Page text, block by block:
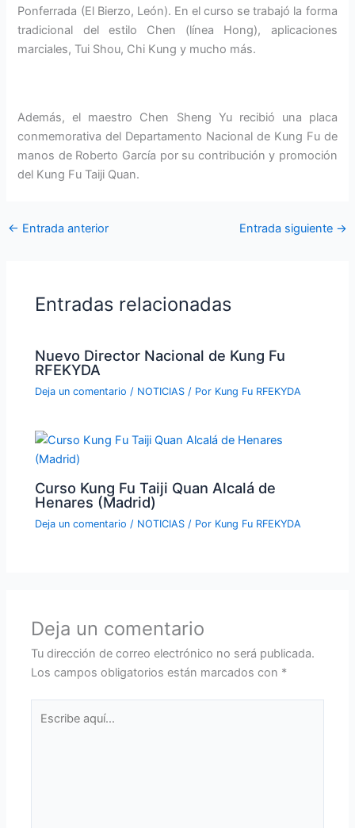
Ponferrada (El Bierzo, León). En el curso se trabajó la forma
tradicional del estilo Chen (línea Hong), aplicaciones
marciales, Tui Shou, Chi Kung y mucho más.
Además, el maestro Chen Sheng Yu recibió una placa
conmemorativa del Departamento Nacional de Kung Fu de
manos de Roberto García por su contribución y promoción
del Kung Fu Taiji Quan.
← Entrada anterior Entrada siguiente →
Entradas relacionadas
Nuevo Director Nacional de Kung Fu
RFEKYDA
Deja un comentario / NOTICIAS / Por Kung Fu RFEKYDA
Curso Kung Fu Taiji Quan Alcalá de
Henares (Madrid)
Deja un comentario / NOTICIAS / Por Kung Fu RFEKYDA
Deja un comentario
Tu dirección de correo electrónico no será publicada.
Los campos obligatorios están marcados con *
aquí...